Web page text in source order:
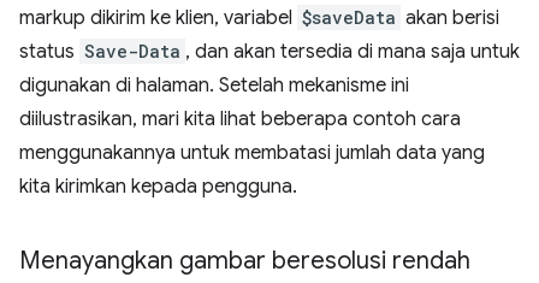
markup dikirim ke klien, variabel $saveData akan berisi
status Save-Data , dan akan tersedia di mana saja untuk
digunakan di halaman. Setelah mekanisme ini
diilustrasikan, mari kita lihat beberapa contoh cara
menggunakannya untuk membatasi jumlah data yang
kita kirimkan kepada pengguna.
Menayangkan gambar beresolusi rendah